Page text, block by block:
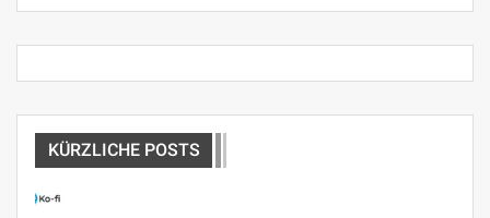
KÜRZLICHE POSTS